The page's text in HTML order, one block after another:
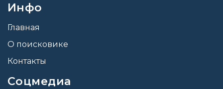
Инфо
Главная
О поисковике
Контакты
Соцмедиа